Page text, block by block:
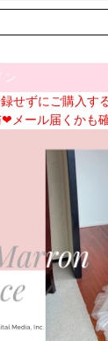
ン
せずにご購入す
❤メール届くかも